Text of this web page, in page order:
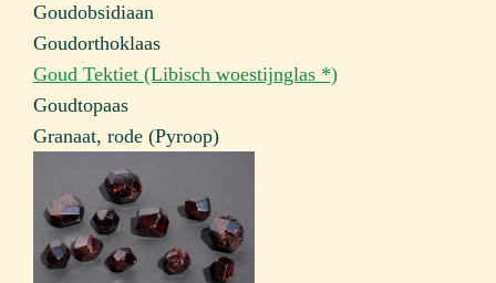
Goudobsidiaan
Goudorthoklaas
Goud Tektiet (Libisch woestijnglas *)
Goudtopaas
Granaat, rode (Pyroop)